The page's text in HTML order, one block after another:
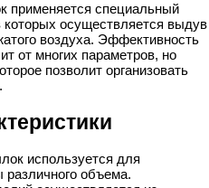
применяется специальный
осуществляется выдув
воздуха. Эффективность
от многих параметров, но
позволит организовать
используется для
различного объема.